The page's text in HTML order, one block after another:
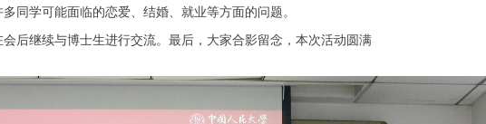
同学可能面临的恋爱、结婚、就业等方面的问题。
后继续与博士生进行交流。最后，大家合影留念，本次活动圆满